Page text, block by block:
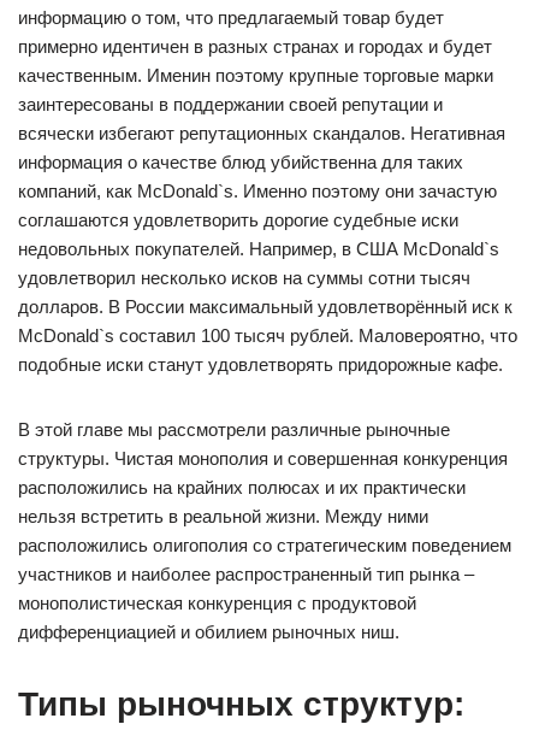
информацию о том, что предлагаемый товар будет
примерно идентичен в разных странах и городах и будет
качественным. Именин поэтому крупные торговые марки
заинтересованы в поддержании своей репутации и
всячески избегают репутационных скандалов. Негативная
информация о качестве блюд убийственна для таких
компаний, как McDonald`s. Именно поэтому они зачастую
соглашаются удовлетворить дорогие судебные иски
недовольных покупателей. Например, в США McDonald`s
удовлетворил несколько исков на суммы сотни тысяч
долларов. В России максимальный удовлетворённый иск к
McDonald`s составил 100 тысяч рублей. Маловероятно, что
подобные иски станут удовлетворять придорожные кафе.
В этой главе мы рассмотрели различные рыночные
структуры. Чистая монополия и совершенная конкуренция
расположились на крайних полюсах и их практически
нельзя встретить в реальной жизни. Между ними
расположились олигополия со стратегическим поведением
участников и наиболее распространенный тип рынка –
монополистическая конкуренция с продуктовой
дифференциацией и обилием рыночных ниш.
Типы рыночных структур: